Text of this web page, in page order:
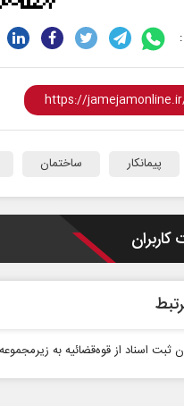
پیمانکار ساختمان
کاربران
ثبت اسناد از قوه‌قضائیه به